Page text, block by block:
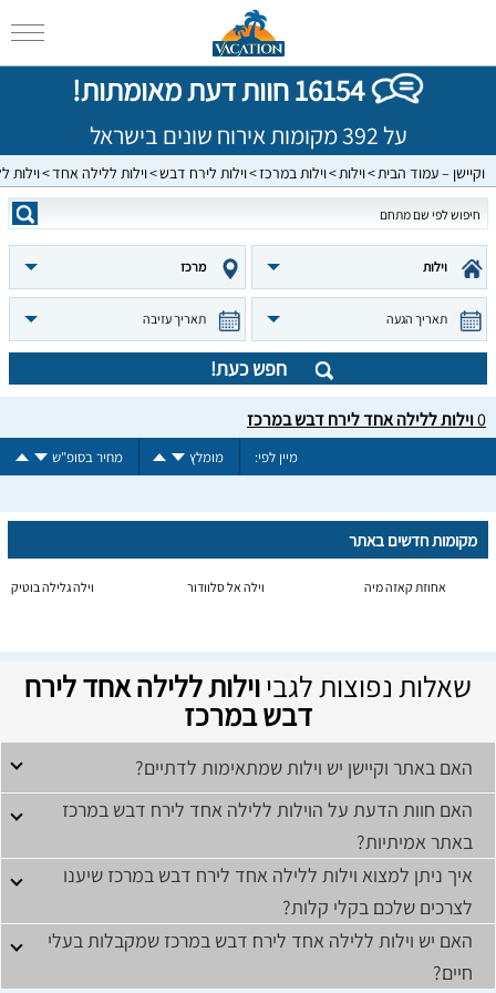
16154 חוות דעת מאומתות!
על 392 מקומות אירוח שונים בישראל
וקיישן – עמוד הבית וילות וילות במרכז וילות לירח דבש וילות ללילה אחד וילות
וילות מרכז
תאריך הגעה תאריך עזיבה
חפש כעת!
0וילות ללילה אחד לירח דבש במרכז
מיין לפי: מומלץ מחיר בסופ"ש
מקומות חדשים באתר
אחוזת קאזה מיה וילה אל סלוודור וילה גלילה בוטיק
שאלות נפוצות לגביוילות ללילה אחד לירח
דבש במרכז
האם באתר וקיישן יש וילות שמתאימות לדתיים?
האם חוות הדעת על הוילות ללילה אחד לירח דבש במרכז
באתר אמיתיות?
איך ניתן למצוא וילות ללילה אחד לירח דבש במרכז שיענו
לצרכים שלכם בקלי קלות?
האם יש וילות ללילה אחד לירח דבש במרכז שמקבלות בעלי
חיים?